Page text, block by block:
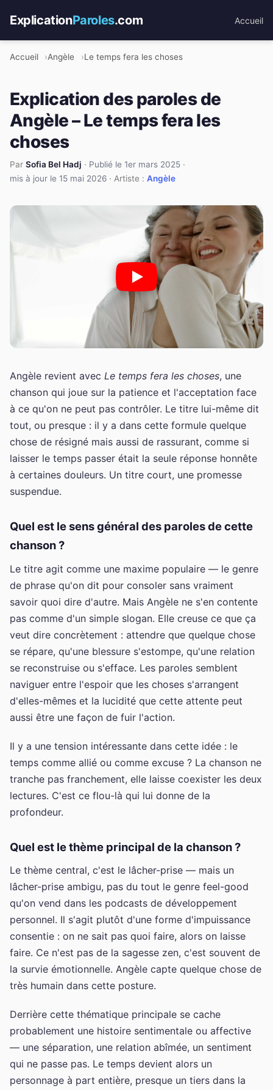
ExplicationParoles.com Accueil
Accueil Angèle Le temps fera les choses
Explication des paroles de
Angèle – Le temps fera les
choses
Par Sofia Bel Hadj · Publié le 1er mars 2025 ·
mis à jour le 15 mai 2026 · Artiste : Angèle
Angèle revient avec Le temps fera les choses, une
chanson qui joue sur la patience et l'acceptation face
à ce qu'on ne peut pas contrôler. Le titre lui-même dit
tout, ou presque : il y a dans cette formule quelque
chose de résigné mais aussi de rassurant, comme si
laisser le temps passer était la seule réponse honnête
à certaines douleurs. Un titre court, une promesse
suspendue.
Quel est le sens général des paroles de cette
chanson ?
Le titre agit comme une maxime populaire — le genre
de phrase qu'on dit pour consoler sans vraiment
savoir quoi dire d'autre. Mais Angèle ne s'en contente
pas comme d'un simple slogan. Elle creuse ce que ça
veut dire concrètement : attendre que quelque chose
se répare, qu'une blessure s'estompe, qu'une relation
se reconstruise ou s'efface. Les paroles semblent
naviguer entre l'espoir que les choses s'arrangent
d'elles-mêmes et la lucidité que cette attente peut
aussi être une façon de fuir l'action.
Il y a une tension intéressante dans cette idée : le
temps comme allié ou comme excuse ? La chanson ne
tranche pas franchement, elle laisse coexister les deux
lectures. C'est ce flou-là qui lui donne de la
profondeur.
Quel est le thème principal de la chanson ?
Le thème central, c'est le lâcher-prise — mais un
lâcher-prise ambigu, pas du tout le genre feel-good
qu'on vend dans les podcasts de développement
personnel. Il s'agit plutôt d'une forme d'impuissance
consentie : on ne sait pas quoi faire, alors on laisse
faire. Ce n'est pas de la sagesse zen, c'est souvent de
la survie émotionnelle. Angèle capte quelque chose de
très humain dans cette posture.
Derrière cette thématique principale se cache
probablement une histoire sentimentale ou affective
— une séparation, une relation abîmée, un sentiment
qui ne passe pas. Le temps devient alors un
personnage à part entière, presque un tiers dans la